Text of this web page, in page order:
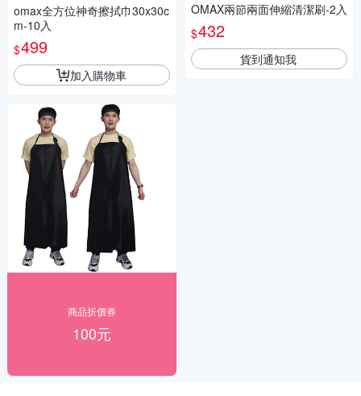
omax全方位神奇擦拭巾30x30c
m-10入
$499
加入購物車
商品折價券
100元
OMAX兩節兩面伸縮清潔刷-2入
$432
貨到通知我